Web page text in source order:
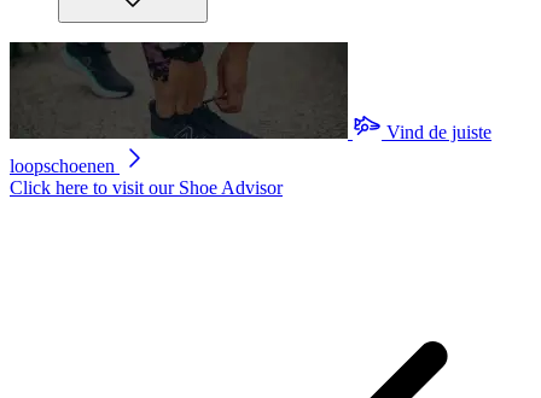
Vind de juiste
loopschoenen
Click here to visit our Shoe Advisor